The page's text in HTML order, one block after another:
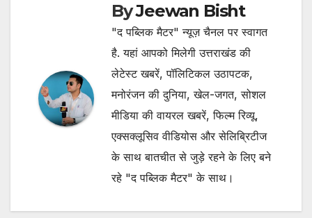
ByJeewan Bisht
"द पब्लिक मैटर" न्यूज़ चैनल पर स्वागत
है. यहां आपको मिलेगी उत्तराखंड की
लेटेस्ट खबरें, पॉलिटिकल उठापटक,
मनोरंजन की दुनिया, खेल-जगत, सोशल
मीडिया की वायरल खबरें, फिल्म रिव्यू,
एक्सक्लूसिव वीडियोस और सेलिब्रिटीज
के साथ बातचीत से जुड़े रहने के लिए बने
रहे "द पब्लिक मैटर" के साथ।